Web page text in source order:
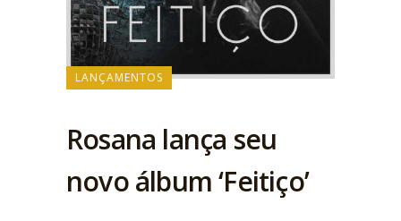
LANÇAMENTOS
Rosana lança seu
novo álbum ‘Feitiço’